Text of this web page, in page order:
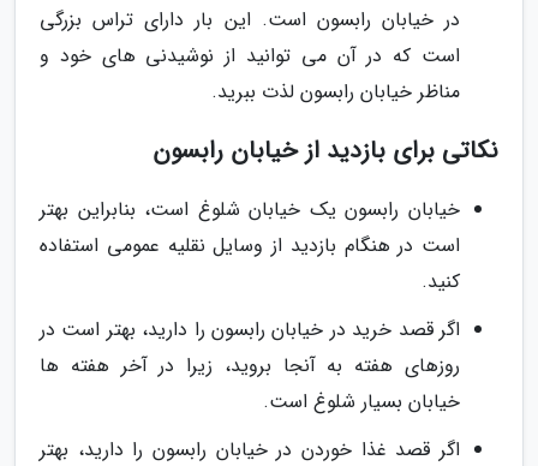
در خیابان رابسون است. این بار دارای تراس بزرگی
است که در آن می توانید از نوشیدنی های خود و
مناظر خیابان رابسون لذت ببرید.
نکاتی برای بازدید از خیابان رابسون
خیابان رابسون یک خیابان شلوغ است، بنابراین بهتر
است در هنگام بازدید از وسایل نقلیه عمومی استفاده
کنید.
اگر قصد خرید در خیابان رابسون را دارید، بهتر است در
روزهای هفته به آنجا بروید، زیرا در آخر هفته ها
خیابان بسیار شلوغ است.
اگر قصد غذا خوردن در خیابان رابسون را دارید، بهتر